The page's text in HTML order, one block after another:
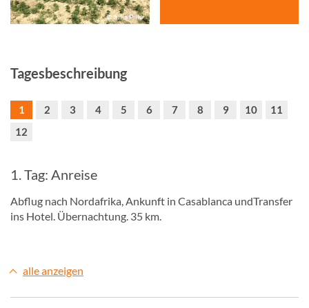
© Julia Pille
Tagesbeschreibung
1 2 3 4 5 6 7 8 9 10
11
12
1. Tag: Anreise
Abflug nach Nordafrika, Ankunft in Casablanca undTransfer
ins Hotel. Übernachtung. 35 km.
alle anzeigen